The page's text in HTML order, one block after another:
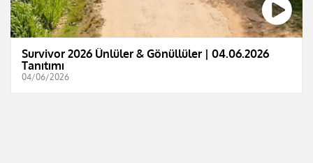
Survivor 2026 Ünlüler & Gönüllüler | 04.06.2026
Tanıtımı
04/06/2026